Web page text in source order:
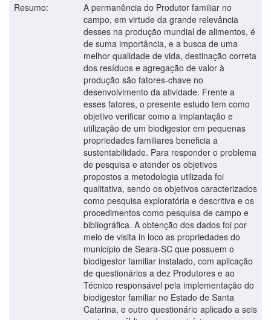
Resumo:
A permanência do Produtor familiar no
campo, em virtude da grande relevância
desses na produção mundial de alimentos, é
de suma importância, e a busca de uma
melhor qualidade de vida, destinação correta
dos resíduos e agregação de valor à
produção são fatores-chave no
desenvolvimento da atividade. Frente a
esses fatores, o presente estudo tem como
objetivo verificar como a implantação e
utilização de um biodigestor em pequenas
propriedades familiares beneficia a
sustentabilidade. Para responder o problema
de pesquisa e atender os objetivos
propostos a metodologia utilizada foi
qualitativa, sendo os objetivos caracterizados
como pesquisa exploratória e descritiva e os
procedimentos como pesquisa de campo e
bibliográfica. A obtenção dos dados foi por
meio de visita in loco as propriedades do
município de Seara-SC que possuem o
biodigestor familiar instalado, com aplicação
de questionários a dez Produtores e ao
Técnico responsável pela implementação do
biodigestor familiar no Estado de Santa
Catarina, e outro questionário aplicado a seis